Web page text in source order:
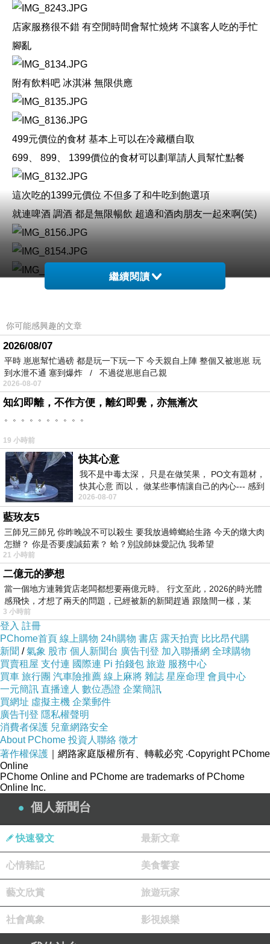
店家服務很不錯 有空閒時間會幫忙燒烤 不讓客人吃的手忙
腳亂
附有飲料吧 冰淇淋 無限供應
499元價位的食材 基本上可以在冷藏櫃自取
699
899 1399價位的食材可以劃單請人員幫忙點餐
這次吃的1399元價位 不但多了和牛吃到飽選項
就連啤酒 調酒 都是無限暢飲 超適和酒肉朋友一起來啊(笑)
八種經典調酒 嘉士伯生啤
在餐酒館喝調酒一杯算下來都貴桑桑
了！
＊天使紅蝦 蝦殼呈現鮮豔的柑紅色澤 讓人一眼就認出
肉口感較為綿密
＊野生草蝦
＊奶香大扇貝 燒烤後會釋放出水潤湯汁
滋味一極棒
＊熔岩龍蝦 來自印尼的淡水小龍蝦 土色外觀看起來特殊
龍蝦肉口感結實
＊香蕉蝦 蝦身呈現純淨的淡黃色 猶如脫了皮的香蕉 蝦肉
緊實很好吃！
＊五味鮑魚
＊北海道大干貝 口感厚實又有彈性 吃起來鮮甜可口
澎湖生蠔 生蠔大顆肥美 鮮甜之中又帶點自然的海味
不用親自飛澎湖就能吃到 我們一連點了好幾round
酒蒸大蛤蜊 蛤蜊沙吐的非常乾淨 蛤蜊肉大粒飽滿
伴隨著淡淡酒香 滋味甘甜無比
明太子起司雞 軟嫩雞肉燒烤後裹上厚厚的金黃起司 邪惡指
數非常高！
鹽蔥牛舌 牛舌軟脆又帶點彈性 捲入鹽蔥一同入口
鹹香又夠味
拿來當下酒菜再適合不過了
繼續閱讀
你可能感興趣的文章
2026/08/07
平時 崽崽幫忙過磅 都是玩一下玩一下 今天親自上陣 整個又被崽崽 玩
到水泄不通 塞到爆炸 / 不過從崽崽自己親
2026-08-07
知幻即離，不作方便，離幻即覺，亦無漸次
。。。。。。。。。。
19 小時前
快其心意
我不是中毒太深， 只是在做笑果， PO文有題材，
快其心意 而以， 做某些事情讓自己的內心--- 感到
愉快。
2026-08-07
藍玫友5
三師兄三師兄 你昨晚說不可以殺生 要我放過蟑螂給生路 今天的燉大肉
怎辦？ 你是否要虔誠茹素？ 蛤？別說師妹愛記仇 我希望
21 小時前
二億元的夢想
當一個地方連雜貨店老闆都想要兩億元時。 行文至此，2026的時光體
感飛快，才想了兩天的問題，已經被新的新聞趕過 跟陰間一樣，某
3 小時前
登入 註冊
PChome首頁 線上購物 24h購物 書店 露天拍賣 比比昂代購
新聞 /氣象 股市 個人新聞台 廣告刊登 加入聯播網 全球購物
買賣租屋 支付連 國際連 Pi 拍錢包 旅遊 服務中心
買車 旅行團 汽車險推薦 線上麻將 雜誌 星座命理 會員中心
一元簡訊 直播達人 數位憑證 企業簡訊
買網址 虛擬主機 企業郵件
廣告刊登 隱私權聲明
消費者保護 兒童網路安全
About PChome 投資人聯絡 徵才
著作權保護 ｜網路家庭版權所有、轉載必究 ‧Copyright PChome
Online
PChome Online and PChome are trademarks of PChome
Online Inc.
個人新聞台
快速發文 最新文章
心情雜記 美食饗宴
藝文欣賞 旅遊玩家
社會萬象 影視娛樂